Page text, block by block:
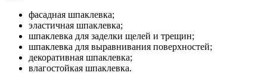
фасадная шпаклевка;
эластичная шпаклевка;
шпаклевка для заделки щелей и трещин;
шпаклевка для выравнивания поверхностей;
декоративная шпаклевка;
влагостойкая шпаклевка.